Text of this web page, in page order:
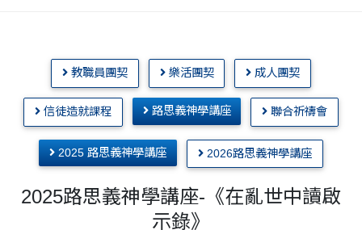
教職員團契 樂活團契 成人團契
信徒造就課程 路思義神學講座 聯合祈禱會
2025 路思義神學講座 2026路思義神學講座
2025路思義神學講座-《在亂世中讀啟
示錄》